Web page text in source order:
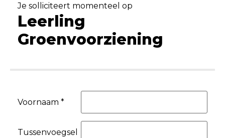
Je solliciteert momenteel op
Leerling
Groenvoorziening
Voornaam *
Tussenvoegsel